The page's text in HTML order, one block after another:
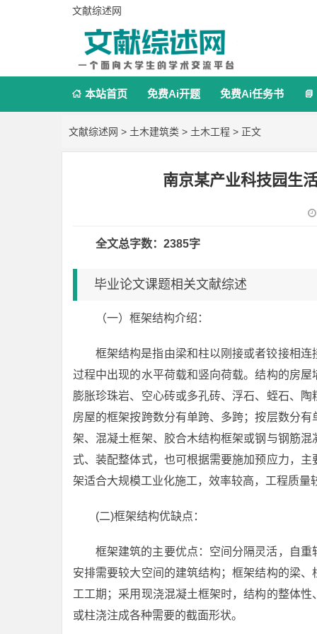
文献综述网
 本站首页 免费Ai开题 免费Ai任务书 
文献综述网 > 土木建筑类 > 土木工程 > 正文
南京某产业科技园生
全文总字数：2385字
毕业论文课题相关文献综述
（一）框架结构介绍：
框架结构是指由梁和柱以刚接或者铰接相
过程中出现的水平荷载和竖向荷载。结构的房
膨胀珍珠岩、空心砖或多孔砖、浮石、蛭石、
房屋的框架按跨数分有单跨、多跨；按层数分
架、混凝土框架、胶合木结构框架或钢与钢筋
式、装配整体式，也可根据需要施加预应力，
架适合大规模工业化施工，效率较高，工程质量
(二)框架结构优缺点：
框架建筑的主要优点：空间分隔灵活，自
安排需要较大空间的建筑结构；框架结构的梁
工工期；采用现浇混凝土框架时，结构的整体
或柱浇注成各种需要的截面形状。